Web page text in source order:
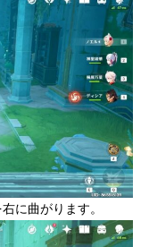
に曲がります。